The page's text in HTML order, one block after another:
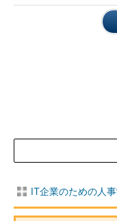
「身に付けたい能力
資格制度を採用すべき
能力をベースに等級体
ム開発力、クライアン
級体系を組み立ててい
が必要になります。
IT企業のための人